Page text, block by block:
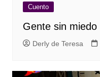
Cuento
Gente sin miedo
Derly de Teresa